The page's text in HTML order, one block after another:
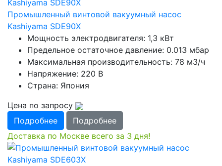
Промышленный винтовой вакуумный насос
Kashiyama SDE90X
Мощность электродвигателя: 1,3 кВт
Предельное остаточное давление: 0.013 мбар
Максимальная производительность: 78 м3/ч
Напряжение: 220 В
Страна: Япония
Цена по запросу
Подробнее
Подробнее
Доставка по Москве всего за 3 дня!